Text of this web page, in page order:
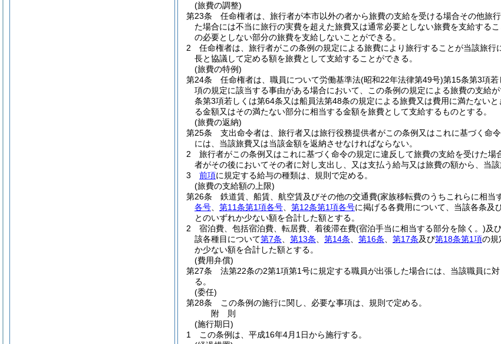
(旅費の調整)
第23条
任命権者は、旅行者が本市以外の者から旅費の支給を受ける場合その他旅
た場合には不当に旅行の実費を超えた旅費又は通常必要としない旅費を支給する
の必要としない部分の旅費を支給しないことができる。
2
任命権者は、旅行者がこの条例の規定による旅費により旅行することが当該旅
長と協議して定める額を旅費として支給することができる。
(旅費の特例)
第24条
任命権者は、職員について労働基準法(昭和22年法律第49号)第15条第3項
項の規定に該当する事由がある場合において、この条例の規定による旅費の支給
条第3項若しくは第64条又は船員法第48条の規定による旅費又は費用に満たない
る金額又はその満たない部分に相当する金額を旅費として支給するものとする。
(旅費の返納)
第25条
支出命令者は、旅行者又は旅行役務提供者がこの条例又はこれに基づく命
には、当該旅費又は当該金額を返納させなければならない。
2
旅行者がこの条例又はこれに基づく命令の規定に違反して旅費の支給を受けた場
者がその後においてその者に対し支出し、又は支払う給与又は旅費の額から、当
3
前項に規定する給与の種類は、規則で定める。
(旅費の支給額の上限)
第26条
鉄道賃、船賃、航空賃及びその他の交通費(家族移転費のうちこれらに相当
各号
第11条第1項各号 第12条第1項各号に掲げる各費用について、当該各条及
とのいずれか少ない額を合計した額とする。
2
宿泊費、包括宿泊費、転居費、着後滞在費(宿泊手当に相当する部分を除く。)及
該各種目について第7条 第13条 第14条 第16条 第17条及び第18条第1項の規
か少ない額を合計した額とする。
(費用弁償)
第27条
法第22条の2第1項第1号に規定する職員が出張した場合には、当該職員に
る。
(委任)
第28条
この条例の施行に関し、必要な事項は、規則で定める。
附 則
(施行期日)
1
この条例は、平成16年4月1日から施行する。